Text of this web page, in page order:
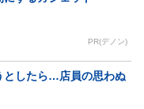
PR(デノン)
としたら…店員の思わぬ